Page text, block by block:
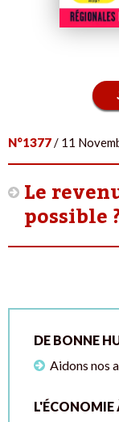
N°1377 / 11
Le
possible
DE BONNE
Aidons nos